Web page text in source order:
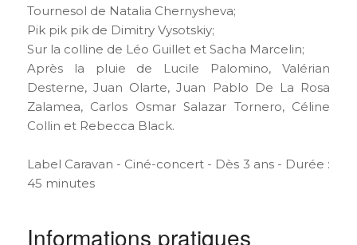
Tournesol de Natalia Chernysheva;
Pik pik pik de Dimitry Vysotskiy;
Sur la colline de Léo Guillet et Sacha Marcelin;
Après la pluie de Lucile Palomino, Valérian
Desterne, Juan Olarte, Juan Pablo De La Rosa
Zalamea, Carlos Osmar Salazar Tornero, Céline
Collin et Rebecca Black.
Label Caravan - Ciné-concert - Dès 3 ans - Durée :
45 minutes
Informations pratiques